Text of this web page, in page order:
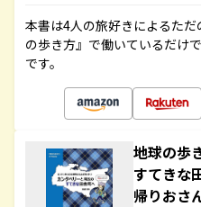
本書は4人の旅好きによるた
の歩き方』で働いているだけ
です。
地球の歩
すてきな
帰りおさ